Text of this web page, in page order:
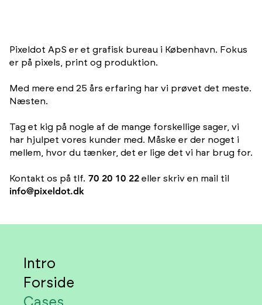
Pixeldot ApS er et grafisk bureau i København. Fokus
er på pixels, print og produktion.
Med mere end 25 års erfaring har vi prøvet det meste.
Næsten.
Tag et kig på nogle af de mange forskellige sager, vi
har hjulpet vores kunder med. Måske er der noget i
mellem, hvor du tænker, det er lige det vi har brug for.
Kontakt os på tlf. 70 20 10 22eller skriv en mail til
info@pixeldot.dk
Intro
Forside